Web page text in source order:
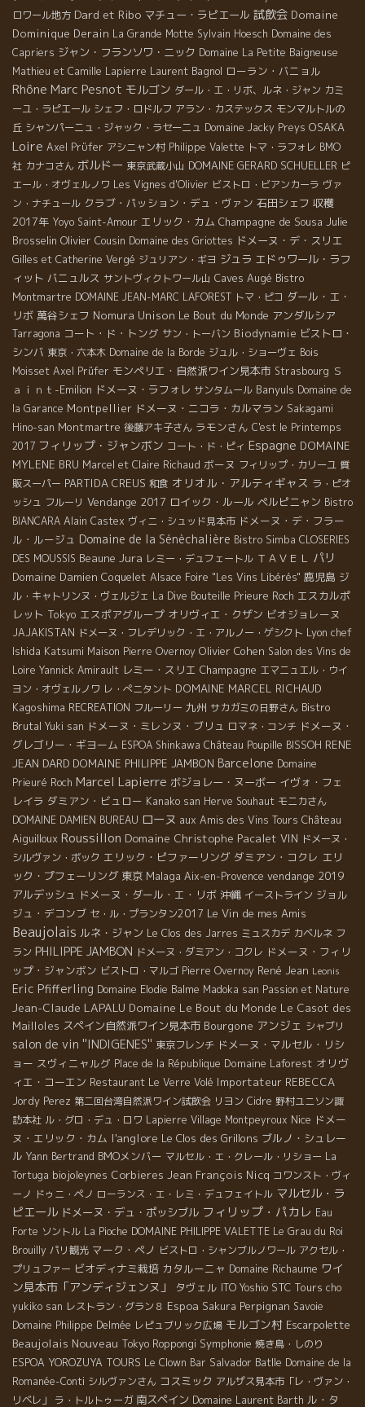
ロワール地方 Dard et Ribo マチュー・ラピエール 試飲会 Domaine
Dominique Derain La Grande Motte Sylvain Hoesch Domaine des
Capriers ジャン・フランソワ・ニック Domaine La Petite Baigneuse
Mathieu et Camille Lapierre Laurent Bagnol ローラン・バニョル
Rhône Marc Pesnot モルゴン ダール・エ・リボ、ルネ・ジャン カミ
ーユ・ラピエール シェフ・ロドルフ アラン・カステックス モンマルトルの
丘 シャンパーニュ・ジャック・ラセーニュ Domaine Jacky Preys OSAKA
Loire Axel Prϋfer アシニャン村 Philippe Valette トマ・ラフォレ BMO
社 カナコさん ボルドー 東京武蔵小山 DOMAINE GERARD SCHUELLER ピ
エール・オヴェルノワ Les Vignes d'Olivier ビストロ・ビアンカーラ ヴァ
ン・ナチュール クラブ・パッション・デュ・ヴァン 石田シェフ 収穫
2017年 Yoyo Saint-Amour エリック・カム Champagne de Sousa Julie
Brosselin Olivier Cousin Domaine des Griottes ドメーヌ・デ・スリエ
Gilles et Catherine Vergé ジュリアン・ギヨ ジュラ エドゥワール・ラフ
ィット バニュルス サントヴィクトワール山 Caves Augé Bistro
Montmartre DOMAINE JEAN-MARC LAFOREST トマ・ピコ ダール・エ・
リボ 萬谷シェフ Nomura Unison Le Bout du Monde アンダルシア
Tarragona コート・ド・トング サン・トーバン Biodynamie ビストロ・
シンバ 東京・六本木 Domaine de la Borde ジュル・ショーヴェ Bois
Moisset Axel Prüfer モンペリエ・自然派ワイン見本市 Strasbourg Ｓ
ａｉｎｔ-Emilion ドメーヌ・ラフォレ サンタムール Banyuls Domaine de
la Garance Montpellier ドメーヌ・ニコラ・カルマラン Sakagami
Hino-san Montmartre 後藤アキ子さん ラモンさん C'est le Printemps
2017 フィリップ・ジャンボン コート・ド・ピィ Espagne DOMAINE
MYLENE BRU Marcel et Claire Richaud ボーヌ フィリップ・カリーユ 質
販スーパー PARTIDA CREUS 和食 オリオル・アルティギャス ラ・ピオ
ッシュ フルーリ Vendange 2017 ロイック・ルール ペルピニャン Bistro
BIANCARA Alain Castex ヴィニ・シュッド見本市 ドメーヌ・デ・フラー
ル・ルージュ Domaine de la Sénèchalière Bistro Simba CLOSERIES
DES MOUSSIS Beaune Jura レミー・デュフェートル ＴＡＶＥＬ パリ
Domaine Damien Coquelet Alsace Foire "Les Vins Libérés" 鹿児島 ジ
ル・キャトリンヌ・ヴェルジェ La Dive Bouteille Prieure Roch エスカルポ
レット Tokyo エスポアグループ オリヴィエ・クザン ビオジョレーヌ
JAJAKISTAN ドメーヌ・フレデリック・エ・アルノー・ゲシクト Lyon chef
Ishida Katsumi Maison Pierre Overnoy Olivier Cohen Salon des Vins de
Loire Yannick Amirault レミー・スリエ Champagne エマニュエル・ウイ
ヨン・オヴェルノワ レ・ぺニタント DOMAINE MARCEL RICHAUD
Kagoshima RECREATION フルーリー 九州 サカガミの日野さん Bistro
Brutal Yuki san ドメーヌ・ミレンヌ・ブリュ ロマネ・コンチ ドメーヌ・
グレゴリー・ギヨーム ESPOA Shinkawa Château Poupille BISSOH RENE
JEAN DARD DOMAINE PHILIPPE JAMBON Barcelone Domaine
Prieuré Roch Marcel Lapierre ボジョレー・ヌーボー イヴォ・フェ
レイラ ダミアン・ビュロー Kanako san Herve Souhaut モニカさん
DOMAINE DAMIEN BUREAU ローヌ aux Amis des Vins Tours Château
Aiguilloux Roussillon Domaine Christophe Pacalet VIN ドメーヌ・
シルヴァン・ボック エリック・ピファーリング ダミアン・コクレ エリ
ック・プフェーリング 東京 Malaga Aix-en-Provence vendange 2019
アルデッシュ ドメーヌ・ダール・エ・リボ 沖縄 イーストライン ジョル
ジュ・デコンブ セ・ル・プランタン2017 Le Vin de mes Amis
Beaujolais ルネ・ジャン Le Clos des Jarres ミュスカデ カベルネ フ
ラン PHILIPPE JAMBON ドメーヌ・ダミアン・コクレ ドメーヌ・フィリ
ップ・ジャンボン ビストロ・マルゴ Pierre Overnoy René Jean Leonis
Eric Pfifferling Domaine Elodie Balme Madoka san Passion et Nature
Jean-Claude LAPALU Domaine Le Bout du Monde Le Casot des
Mailloles スペイン自然派ワイン見本市 Bourgone アンジェ シャブリ
salon de vin ''INDIGENES'' 東京フレンチ ドメーヌ・マルセル・リシ
ョー スヴィニャルグ Place de la République Domaine Laforest オリヴ
ィエ・コーエン Restaurant Le Verre Volé Importateur REBECCA
Jordy Perez 第二回台湾自然派ワイン試飲会 リヨン Cidre 野村ユニソン諏
訪本社 ル・グロ・デュ・ロワ Lapierre Village Montpeyroux Nice ドメー
ヌ・エリック・カム l'anglore Le Clos des Grillons ブルノ・シュレー
ル Yann Bertrand BMOメンバー マルセル・エ・クレール・リショー La
Tortuga biojoleynes Corbieres Jean François Nicq コワンスト・ヴィ
ーノ ドゥニ・ペノ ローランス・エ・レミ・デュフェイトル マルセル・ラ
ピエール ドメーヌ・デュ・ポッシブル フィリップ・パカレ Eau
Forte ソントル La Pioche DOMAINE PHILIPPE VALETTE Le Grau du Roi
Brouilly パリ観光 マーク・ペノ ビストロ・シャンブルノワール アクセル・
プリュファー ビオディナミ栽培 カタルーニャ Domaine Richaume ワイ
ン見本市「アンディジェンヌ」
タヴェル ITO Yoshio STC Tours cho
yukiko san レストラン・グラン８ Espoa Sakura Perpignan Savoie
Domaine Philippe Delmée レピュブリック広場 モルゴン村 Escarpolette
Beaujolais Nouveau Tokyo Roppongi Symphonie 焼き鳥・しのり
ESPOA YOROZUYA TOURS Le Clown Bar Salvador Batlle Domaine de la
Romanée-Conti シルヴァンさん コスミック アルザス見本市「レ・ヴァン・
リベレ」
ラ・トルトゥーガ 南スペイン Domaine Laurent Barth ル・タ